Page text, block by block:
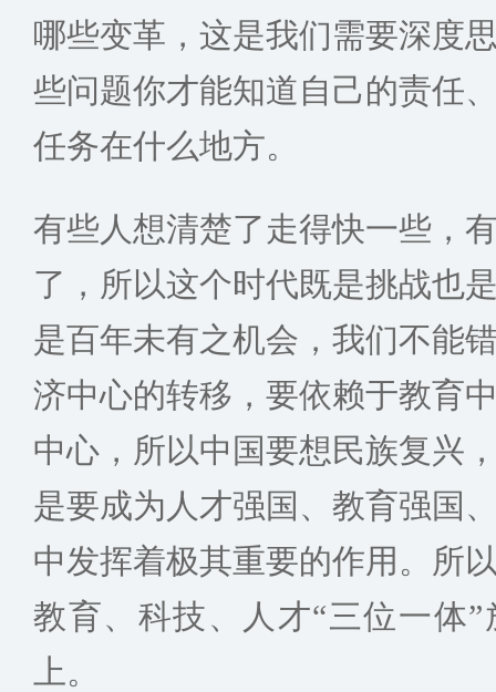
哪些变革，这是我们需要深度
些问题你才能知道自己的责任
任务在什么地方。
有些人想清楚了走得快一些，
了，所以这个时代既是挑战也
是百年未有之机会，我们不能
济中心的转移，要依赖于教育
中心，所以中国要想民族复兴
是要成为人才强国、教育强国
中发挥着极其重要的作用。所
教育、科技、人才“三位一体
上。